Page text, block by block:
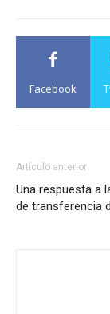
Facebook
Artículo anterior
Una respuesta a
de transferencia